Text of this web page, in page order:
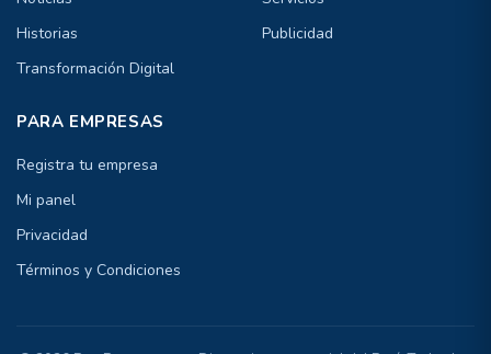
Historias
Transformación Digital
Publicidad
PARA EMPRESAS
Registra tu empresa
Mi panel
Privacidad
Términos y Condiciones